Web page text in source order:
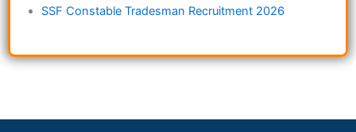
SSF Constable Tradesman Recruitment 2026